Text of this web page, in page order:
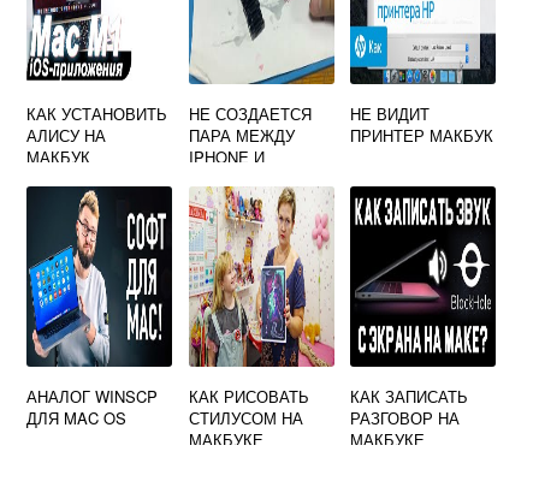
КАК УСТАНОВИТЬ
АЛИСУ НА
МАКБУК
НЕ СОЗДАЕТСЯ
ПАРА МЕЖДУ
IPHONE И
НЕ ВИДИТ
ПРИНТЕР МАКБУК
АНАЛОГ WINSCP
ДЛЯ MAC OS
КАК РИСОВАТЬ
СТИЛУСОМ НА
МАКБУКЕ
КАК ЗАПИСАТЬ
РАЗГОВОР НА
МАКБУКЕ